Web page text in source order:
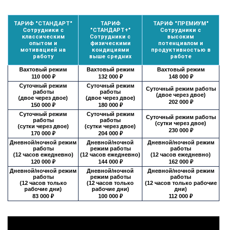
ТАРИФ "СТАНДАРТ"
Сотрудники с
классическим
опытом и
мотивацией на
работу
ТАРИФ
"СТАНДАРТ+"
Сотрудники с
физическими
кондициями
выше средних
ТАРИФ "ПРЕМИУМ"
Сотрудники с
высоким
потенциалом и
продуктивностью в
работе
Вахтовый режим
110 000 ₽
Вахтовый режим
132 000 ₽
Вахтовый режим
148 000 ₽
Суточный режим
работы
(двое через двое)
150 000 ₽
Суточный режим
работы
(двое через двое)
180 000 ₽
Суточный режим работы
(двое через двое)
202 000 ₽
Суточный режим
работы
(сутки через двое)
170 000 ₽
Суточный режим
работы
(сутки через двое)
204 000 ₽
Суточный режим работы
(сутки через двое)
230 000 ₽
Дневной/ночной режим
работы
(12 часов ежедневно)
120 000 ₽
Дневной/ночной
режим работы
(12 часов ежедневно)
144 000 ₽
Дневной/ночной режим
работы
(12 часов ежедневно)
162 000 ₽
Дневной/ночной режим
работы
(12 часов только
рабочие дни)
83 000 ₽
Дневной/ночной
режим работы
(12 часов только
рабочие дни)
100 000 ₽
Дневной/ночной режим
работы
(12 часов только рабочие
дни)
112 000 ₽